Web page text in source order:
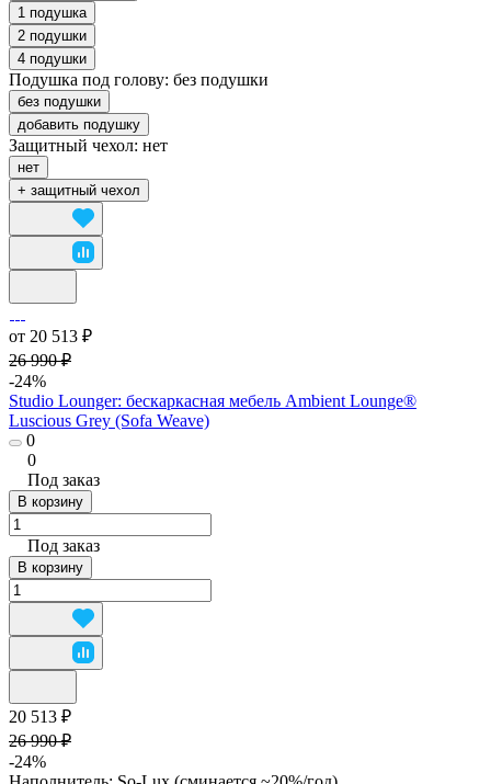
1 подушка
2 подушки
4 подушки
Подушка под голову: без подушки
без подушки
добавить подушку
Защитный чехол: нет
нет
+ защитный чехол
от 20 513 ₽
26 990 ₽
-24%
Studio Lounger: бескаркасная мебель Ambient Lounge®
Luscious Grey (Sofa Weave)
0
0
Под заказ
В корзину
Под заказ
В корзину
20 513 ₽
26 990 ₽
-24%